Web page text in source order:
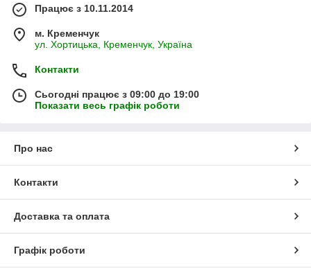
Працює з 10.11.2014
м. Кременчук
ул. Хортицька, Кременчук, Україна
Контакти
Сьогодні працює з 09:00 до 19:00
Показати весь графік роботи
Про нас
Контакти
Доставка та оплата
Графік роботи